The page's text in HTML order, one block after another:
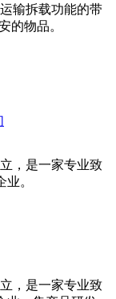
输拆载功能的带
的物品。
，是一家专业致
。
，是一家专业致